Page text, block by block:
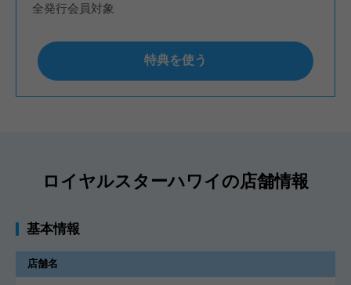
全発行会員対象
特典を使う
ロイヤルスターハワイの店舗情報
基本情報
店舗名